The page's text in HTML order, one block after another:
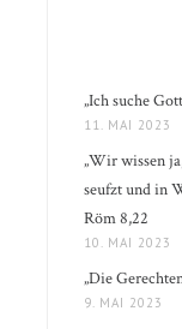
„Ich suche
11. MAI 2023
„Wir wissen
seufzt und in
Röm 8,22
10. MAI 2023
„Die
9. MAI 2023